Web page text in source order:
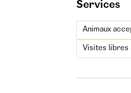
Services
Animaux
Visites libres